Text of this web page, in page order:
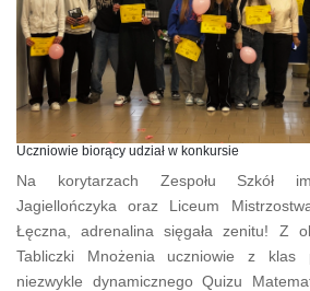
Uczniowie biorący udział w konkursie
Na korytarzach Zespołu Szkół
Jagiellończyka oraz Liceum
Łęczna, adrenalina sięgała zenitu! Z
Tabliczki Mnożenia uczniowie z klas
niezwykle dynamicznego Quizu